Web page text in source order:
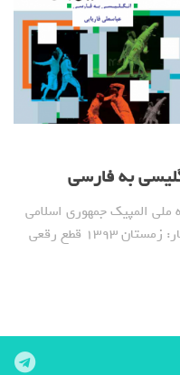
به فارسی
المپیک جمهوری اسلامی
ایران + انتشارات حتمی سال انتشار: زمستان 1393 قطع رقعی